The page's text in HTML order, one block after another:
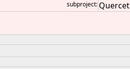
subproject: